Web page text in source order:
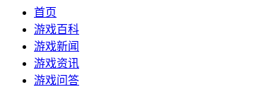
首页
游戏百科
游戏新闻
游戏资讯
游戏问答